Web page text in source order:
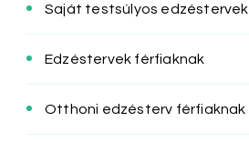
Saját testsúlyos edzéstervek
Edzéstervek férfiaknak
Otthoni edzésterv férfiaknak